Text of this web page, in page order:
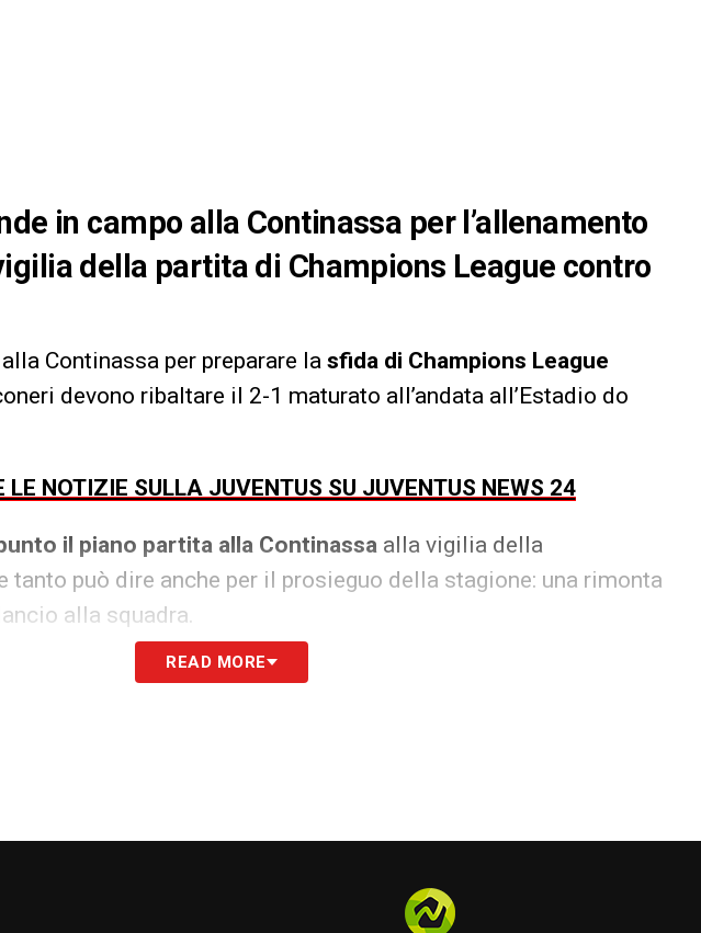
in campo alla Continassa per l’allenamento
della partita di Champions League contro
Continassa per preparare la sfida di Champions League
devono ribaltare il 2-1 maturato all’andata all’Estadio do
LE NOTIZIE SULLA JUVENTUS SU JUVENTUS NEWS 24
il piano partita alla Continassa alla vigilia della
può dire anche per il prosieguo della stagione: una rimonta
alla squadra.
TOP NEWS
READ MORE